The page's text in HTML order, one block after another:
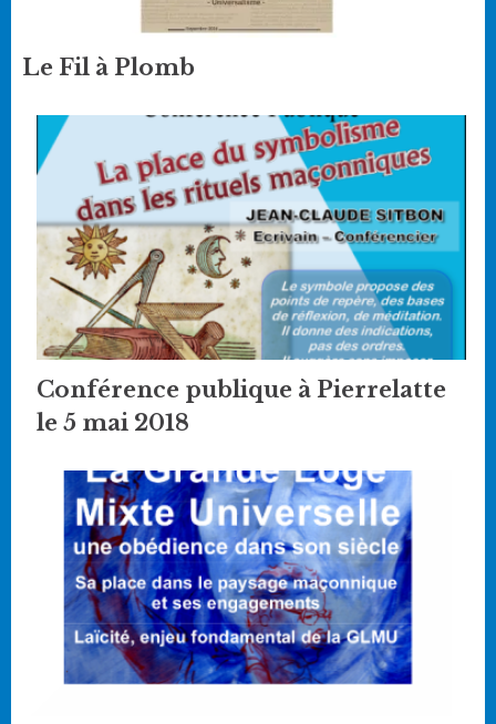
Le Fil à Plomb
Conférence publique à Pierrelatte
le 5 mai 2018